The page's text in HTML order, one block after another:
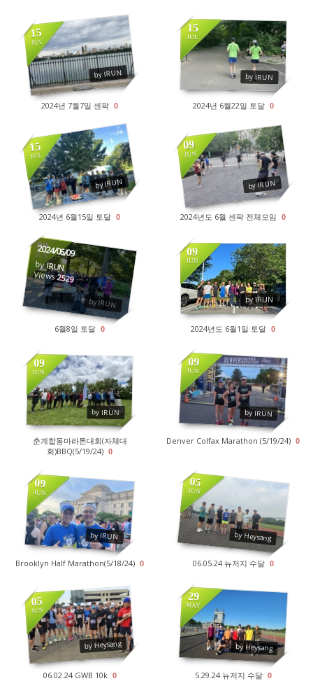
15
JUL
by IRUN
2643
2024년 7월7일 센팍 0
15
JUL
by IRUN
2801
2024년 6월22일 토달 0
15
JUL
by IRUN
2843
2024년 6월15일 토달 0
09
JUN
by IRUN
2839
2024년도 6월 센팍 전체모임 0
09
JUN
by IRUN
2024/06/09
byIRUN
Views2529
6월8일 토달 0
09
JUN
by IRUN
2438
2024년도 6월1일 토달 0
09
JUN
by IRUN
2534
춘계합동마라톤대회(자체대
회)BBQ(5/19/24)
0
09
JUN
by IRUN
2605
Denver Colfax Marathon (5/19/24) 0
09
JUN
by IRUN
2865
Brooklyn Half Marathon(5/18/24) 0
05
JUN
by Heysang
2850
06.05.24 뉴저지 수달 0
05
JUN
by Heysang
2991
06.02.24 GWB 10k 0
29
MAY
by Heysang
2778
5.29.24 뉴저지 수달 0